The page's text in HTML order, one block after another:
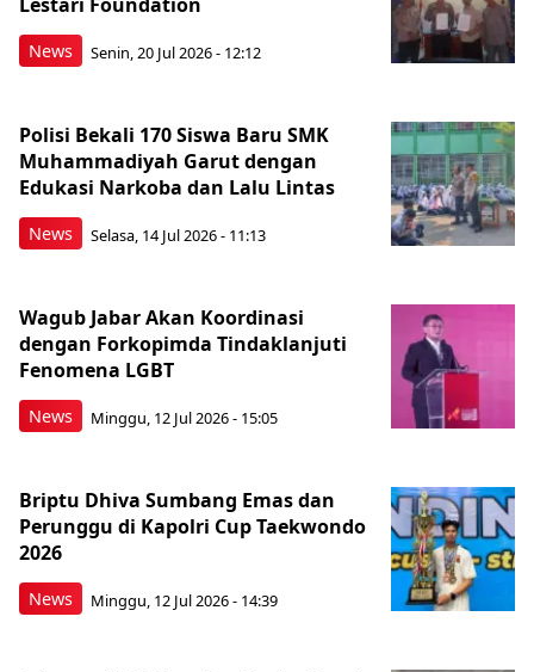
News Senin, 20 Jul 2026 - 12:12
News
Polisi Bekali 170 Siswa Baru SMK
Muhammadiyah Garut dengan
Edukasi Narkoba dan Lalu Lintas
Selasa, 14 Jul 2026 - 11:13
News
Wagub Jabar Akan Koordinasi
dengan Forkopimda Tindaklanjuti
Fenomena LGBT
Minggu, 12 Jul 2026 - 15:05
News
Briptu Dhiva Sumbang Emas dan
Perunggu di Kapolri Cup Taekwondo
2026
Minggu, 12 Jul 2026 - 14:39